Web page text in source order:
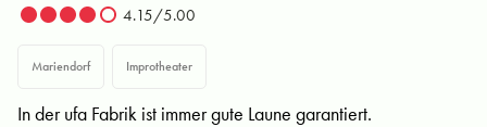
4.15/5.00
Mariendorf Improtheater
In der ufa Fabrik ist immer gute Laune garantiert.